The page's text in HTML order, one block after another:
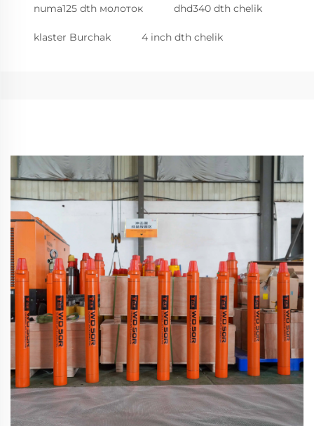
numa125 dth молоток dhd340 dth chelik
klaster Burchak 4 inch dth chelik